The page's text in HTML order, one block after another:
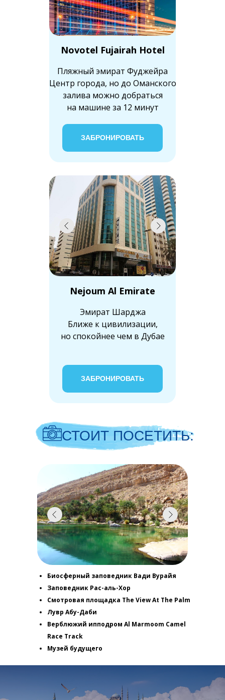
Novotel Fujairah Hotel
Пляжный эмират Фуджейра
Центр города, но до Оманского
залива можно добраться
на машине за 12 минут
ЗАБРОНИРОВАТЬ
Nejoum Al Emirate
Эмират Шарджа
Ближе к цивилизации,
но спокойнее чем в Дубае
ЗАБРОНИРОВАТЬ
СТОИТ ПОСЕТИТЬ:
Биосферный заповедник Вади Вурайя
Заповедник Рас-аль-Хор
Смотровая площадка The View At The Palm
Лувр Абу-Даби
Верблюжий ипподром Al Marmoom Camel
Race Track
Музей будущего